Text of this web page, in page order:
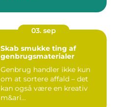
03. sep
Skab smukke ting af
genbrugsmaterialer
Genbrug handler ikke kun
om at sortere affald – det
kan også være en kreativ
m&ari...